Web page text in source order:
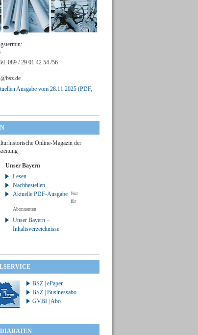
089 / 29 01 42 54 /56
Ausgabe vom 28.11.2025 (PDF,
Online-Magazin der
Unser Bayern
Lesen
Nachbestellen
Aktuelle PDF-Ausgabe Nur
für
Abonnenten
Unser Bayern –
Inhaltsverzeichnisse
BSZ | ePaper
BSZ | Businessabo
GVBI | Abo